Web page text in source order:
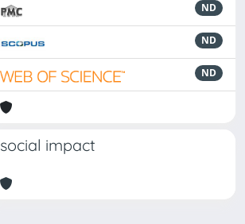
ND
ND
ND
social impact